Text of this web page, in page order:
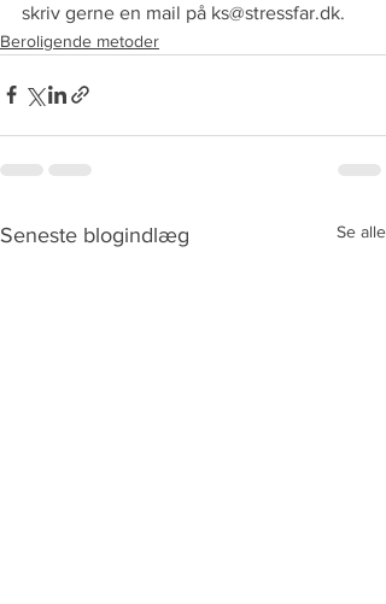
skriv gerne en mail på ks@stressfar.dk.
Beroligende metoder
Seneste blogindlæg Se alle